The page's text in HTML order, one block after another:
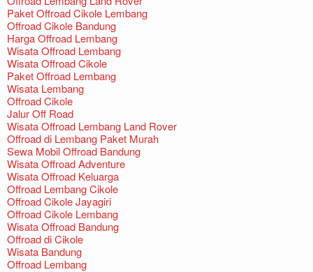
Paket Offroad Cikole Lembang
Offroad Cikole Bandung
Harga Offroad Lembang
Wisata Offroad Lembang
Wisata Offroad Cikole
Paket Offroad Lembang
Wisata Lembang
Offroad Cikole
Jalur Off Road
Wisata Offroad Lembang Land Rover
Offroad di Lembang Paket Murah
Sewa Mobil Offroad Bandung
Wisata Offroad Adventure
Wisata Offroad Keluarga
Offroad Lembang Cikole
Offroad Cikole Jayagiri
Offroad Cikole Lembang
Wisata Offroad Bandung
Offroad di Cikole
Wisata Bandung
Offroad Lembang